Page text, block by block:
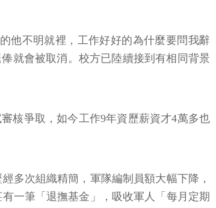
就會被取消。校方已陸續接到有相同背景
一筆「退撫基金」，吸收軍人「每月定期
法，軍人退撫基金再不改革，預估於兩年